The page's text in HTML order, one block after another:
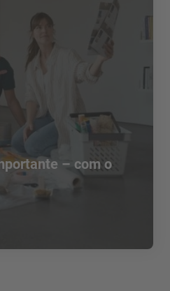
– com o